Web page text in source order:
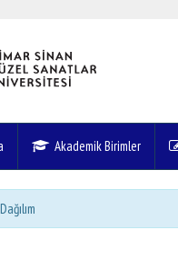
Akademik Birimler